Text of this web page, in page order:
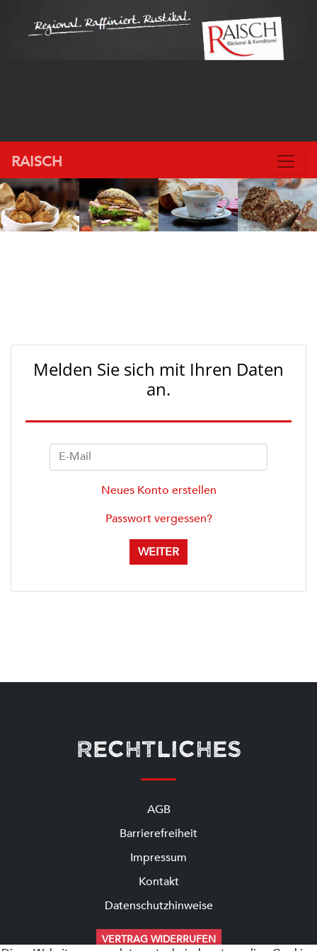
RAISCH
Melden Sie sich mit Ihren Daten
an.
E-Mail
Neues Konto erstellen
Passwort vergessen?
WEITER
Rechtliches
AGB
Barrierefreiheit
Impressum
Kontakt
Datenschutzhinweise
VERTRAG WIDERRUFEN